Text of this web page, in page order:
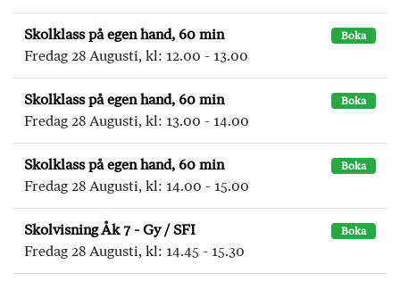
Skolklass på egen hand, 60 min Boka
Fredag 28 Augusti, kl: 12.00 - 13.00
Skolklass på egen hand, 60 min Boka
Fredag 28 Augusti, kl: 13.00 - 14.00
Skolklass på egen hand, 60 min Boka
Fredag 28 Augusti, kl: 14.00 - 15.00
Skolvisning Åk 7 - Gy / SFI Boka
Fredag 28 Augusti, kl: 14.45 - 15.30